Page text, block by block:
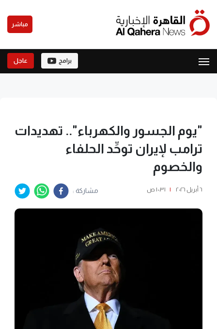
مباشر
برامج عاجل
"يوم الجسور والكهرباء".. تهديدات
ترامب لإيران توحِّد الحلفاء
والخصوم
٦ أبريل ٢٠٢٦ | ١٠:٣١ ص مشاركة :